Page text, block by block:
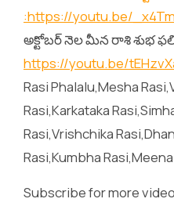
:https://youtu.be/
అక్టోబర్ నెల మీన రాశి శుభ
https://youtu.be/
Rasi Phalalu,Mesha
Rasi,Karkataka
Rasi,Vrishchika
Rasi,Kumbha
Subscribe for more